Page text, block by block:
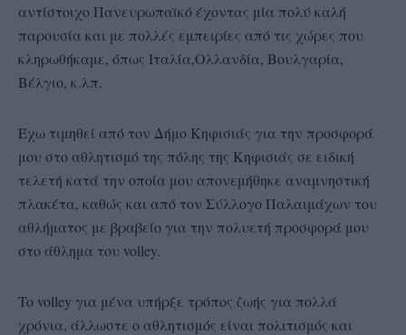
αντίστοιχο Πανευρωπαϊκό έχοντας μία πολύ καλή
παρουσία και με πολλές εμπειρίες από τις χώρες που
κληρωθήκαμε, όπως Ιταλία,Ολλανδία, Βουλγαρία,
Βέλγιο, κ.λπ.
Έχω τιμηθεί από τον Δήμο Κηφισιάς για την προσφορά
μου στο αθλητισμό της πόλης της Κηφισιάς σε ειδική
τελετή κατά την οποία μου απονεμήθηκε αναμνηστική
πλακέτα, καθώς και από τον Σύλλογο Παλαιμάχων του
αθλήματος με βραβείο για την πολυετή προσφορά μου
στο άθλημα του volley.
To volley για μένα υπήρξε τρόπος ζωής για πολλά
χρόνια, άλλωστε ο αθλητισμός είναι πολιτισμός και